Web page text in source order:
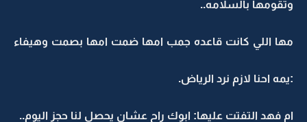
وتقومها بالسلامه..
مها اللي كانت قاعده جمب امها ضمت امها بصمت وهيفاء
:يمه احنا لازم نرد الرياض.
ام فهد التفتت عليها: ابوك راح عشان يحصل لنا حجز اليوم..